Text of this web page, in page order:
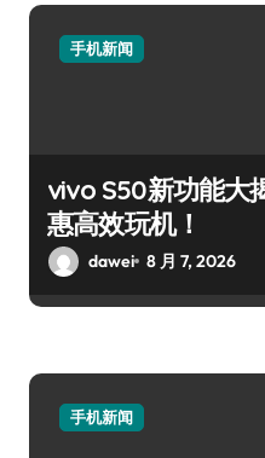
手机新闻
vivo S50新功能大
惠高效玩机！
dawei 8 月 7, 2026
手机新闻